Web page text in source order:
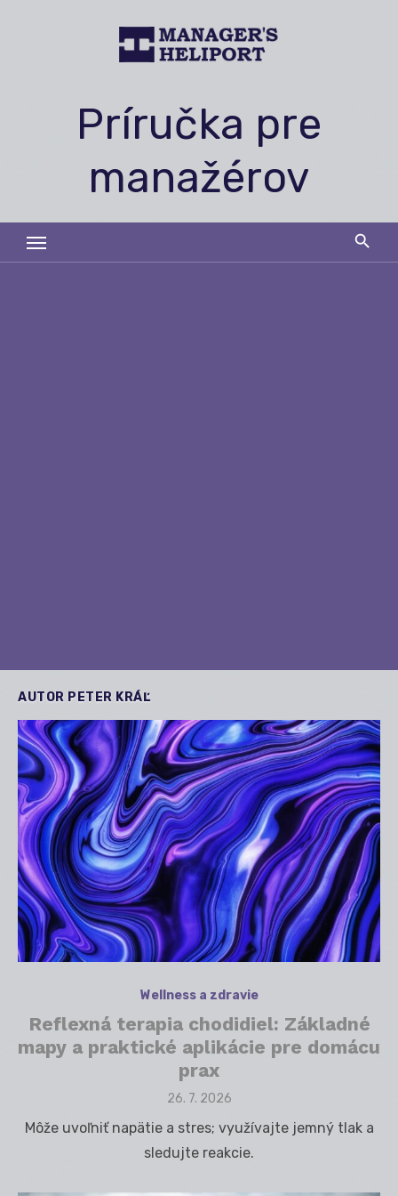
Príručka pre
manažérov
AUTOR PETER KRÁĽ
Wellness a zdravie
Reflexná terapia chodidiel: Základné
mapy a praktické aplikácie pre domácu
prax
Posted
26. 7. 2026
Môže uvoľniť napätie a stres; využívajte jemný tlak a
sledujte reakcie.